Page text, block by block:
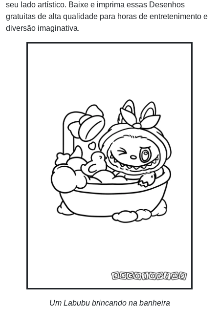
seu lado artístico. Baixe e imprima essas Desenhos
gratuitas de alta qualidade para horas de entretenimento e
diversão imaginativa.
Um Labubu brincando na banheira